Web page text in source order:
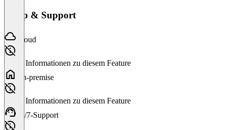
Setup & Support
Cloud
Keine Informationen zu diesem Feature
On-premise
Keine Informationen zu diesem Feature
24/7-Support